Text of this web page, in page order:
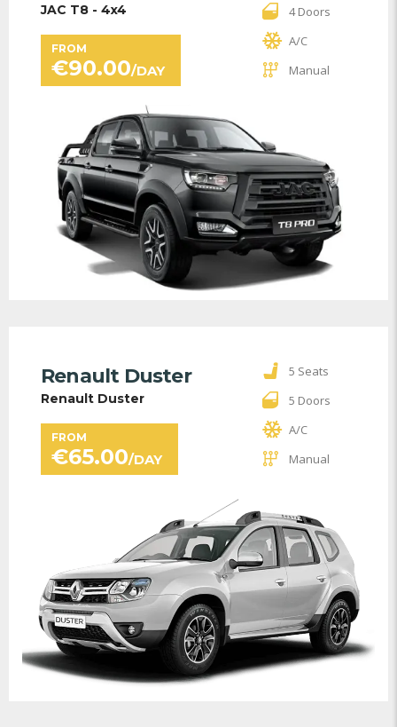
JAC T8 - 4x4
FROM
€90.00/DAY
4 Doors
A/C
Manual
Renault Duster
Renault Duster
FROM
€65.00/DAY
5 Seats
5 Doors
A/C
Manual